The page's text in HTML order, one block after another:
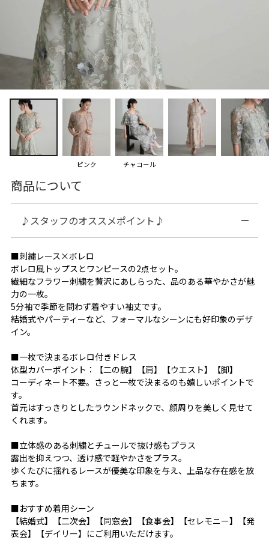
ピンク チャコール
商品について
♪スタッフのオススメポイント♪
■刺繍レース×ボレロ
ボレロ風トップスとワンピースの2点セット。
繊細なフラワー刺繍を贅沢にあしらった、品のある華やかさが魅
力の一枚。
5分袖で季節を問わず着やすい袖丈です。
結婚式やパーティーなど、フォーマルなシーンにも好印象のデザ
イン。
■一枚で決まるボレロ付きドレス
体型カバーポイント：【二の腕】【肩】【ウエスト】【脚】
コーディネート不要。さっと一枚で決まるのも嬉しいポイントで
す。
首元はすっきりとしたラウンドネックで、顔周りを美しく見せて
くれます。
■立体感のある刺繍とチュールで抜け感もプラス
露出を抑えつつ、透け感で軽やかさをプラス。
歩くたびに揺れるレースが優美な印象を与え、上品な存在感を放
ちます。
■おすすめ着用シーン
【結婚式】【二次会】【同窓会】【食事会】【セレモニー】【発
表会】【デイリー】にご利用いただけます。